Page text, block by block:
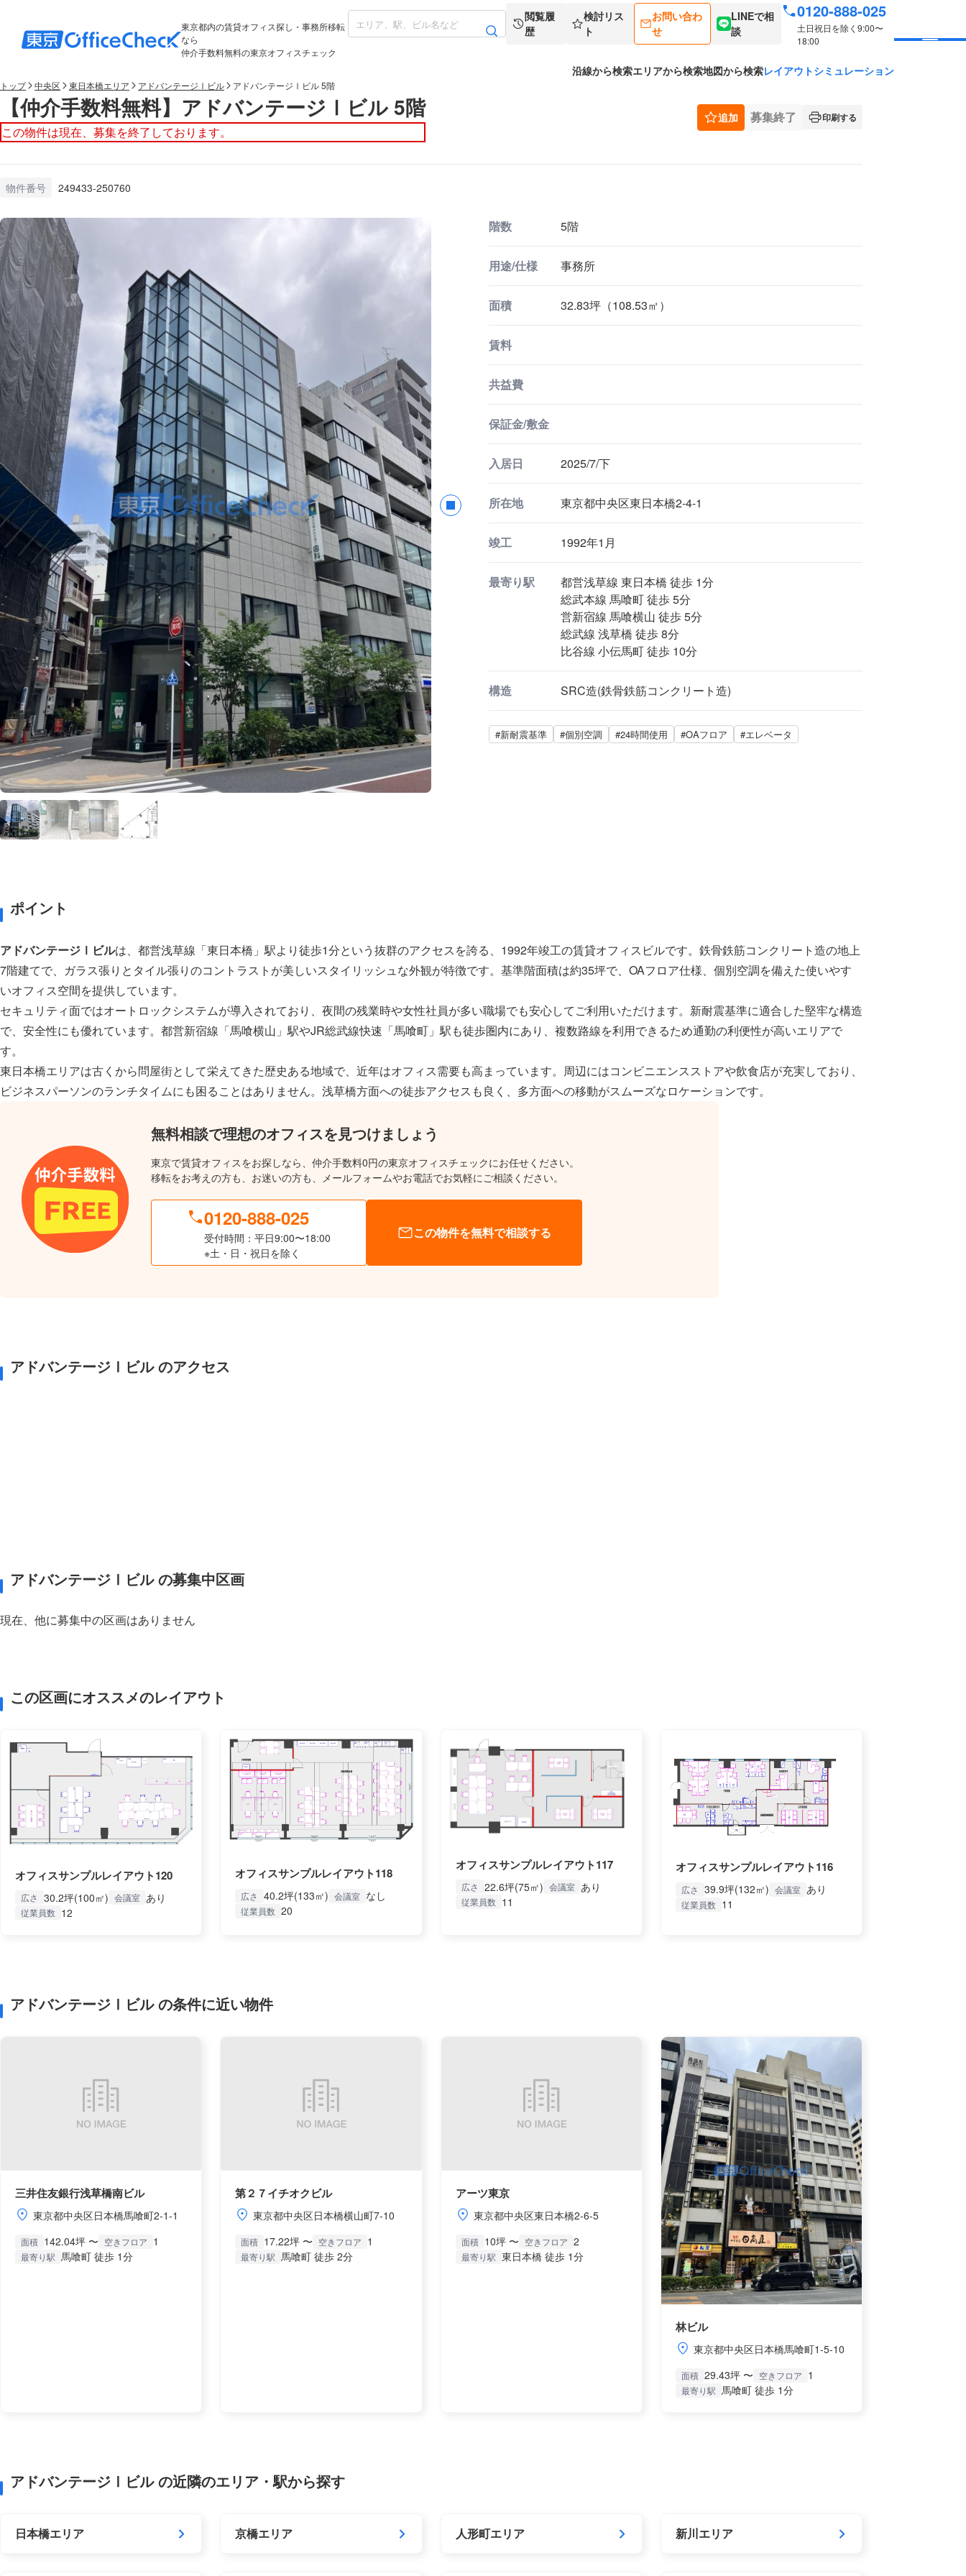
東京都内の賃貸オフィス探し・事務所移転
なら
仲介手数料無料の東京オフィスチェック
閲覧履
歴
検討リス
ト
お問い合わ
せ
LINEで相
談
0120-888-025
土日祝日を除く9:00〜
18:00
沿線から検索エリアから検索地図から検索レイアウトシミュレーション
トップ 中央区 東日本橋エリア アドバンテージⅠビル アドバンテージⅠビル 5階
【仲介手数料無料】アドバンテージⅠビル 5階
この物件は現在、募集を終了しております。
追加 募集終了 印刷する
物件番号 249433-250760
階数 5階
用途/仕様 事務所
面積 32.83坪（108.53㎡）
賃料
共益費
保証金/敷金
入居日 2025/7/下
所在地 東京都中央区東日本橋2-4-1
竣工 1992年1月
最寄り駅
都営浅草線 東日本橋 徒歩 1分
総武本線 馬喰町 徒歩 5分
営新宿線 馬喰横山 徒歩 5分
総武線 浅草橋 徒歩 8分
比谷線 小伝馬町 徒歩 10分
構造 SRC造(鉄骨鉄筋コンクリート造)
#新耐震基準 #個別空調 #24時間使用 #OAフロア #エレベータ
ポイント
アドバンテージⅠビルは、都営浅草線「東日本橋」駅より徒歩1分という抜群のアクセスを誇る、1992年竣工の賃貸オフィスビルです。鉄骨鉄筋コンクリート造の地上
7階建てで、ガラス張りとタイル張りのコントラストが美しいスタイリッシュな外観が特徴です。基準階面積は約35坪で、OAフロア仕様、個別空調を備えた使いやす
いオフィス空間を提供しています。
セキュリティ面ではオートロックシステムが導入されており、夜間の残業時や女性社員が多い職場でも安心してご利用いただけます。新耐震基準に適合した堅牢な構造
で、安全性にも優れています。都営新宿線「馬喰横山」駅やJR総武線快速「馬喰町」駅も徒歩圏内にあり、複数路線を利用できるため通勤の利便性が高いエリアで
す。
東日本橋エリアは古くから問屋街として栄えてきた歴史ある地域で、近年はオフィス需要も高まっています。周辺にはコンビニエンスストアや飲食店が充実しており、
ビジネスパーソンのランチタイムにも困ることはありません。浅草橋方面への徒歩アクセスも良く、多方面への移動がスムーズなロケーションです。
無料相談で理想のオフィスを見つけましょう
東京で賃貸オフィスをお探しなら、仲介手数料0円の東京オフィスチェックにお任せください。
移転をお考えの方も、お迷いの方も、メールフォームやお電話でお気軽にご相談ください。
0120-888-025
受付時間：平日9:00〜18:00
※土・日・祝日を除く
この物件を無料で相談する
アドバンテージⅠビル のアクセス
アドバンテージⅠビル の募集中区画
現在、他に募集中の区画はありません
この区画にオススメのレイアウト
オフィスサンプルレイアウト120
広さ 30.2坪(100㎡) 会議室 あり
従業員数 12
オフィスサンプルレイアウト118
広さ 40.2坪(133㎡) 会議室 なし
従業員数 20
オフィスサンプルレイアウト117
広さ 22.6坪(75㎡) 会議室 あり
従業員数 11
オフィスサンプルレイアウト116
広さ 39.9坪(132㎡) 会議室 あり
従業員数 11
アドバンテージⅠビル の条件に近い物件
三井住友銀行浅草橋南ビル
東京都中央区日本橋馬喰町2-1-1
面積 142.04坪 〜 空きフロア 1
最寄り駅 馬喰町 徒歩 1分
第２７イチオクビル
東京都中央区日本橋横山町7-10
面積 17.22坪 〜 空きフロア 1
最寄り駅 馬喰町 徒歩 2分
アーツ東京
東京都中央区東日本橋2-6-5
面積 10坪 〜 空きフロア 2
最寄り駅 東日本橋 徒歩 1分
林ビル
東京都中央区日本橋馬喰町1-5-10
面積 29.43坪 〜 空きフロア 1
最寄り駅 馬喰町 徒歩 1分
アドバンテージⅠビル の近隣のエリア・駅から探す
日本橋エリア 京橋エリア 人形町エリア 新川エリア